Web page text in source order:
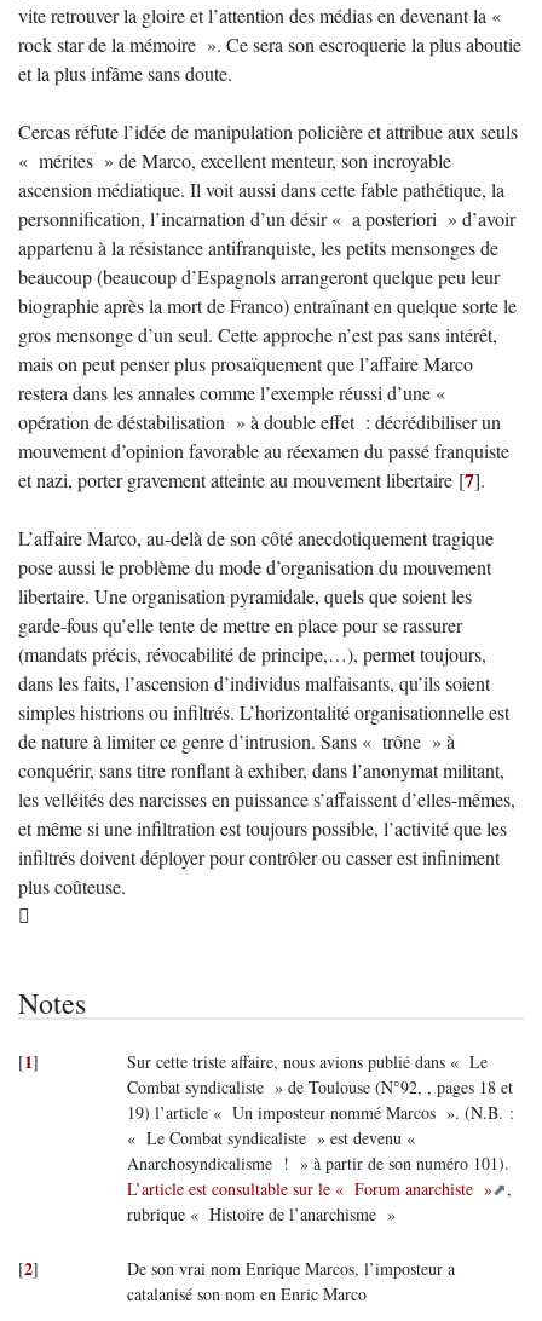
vite retrouver la gloire et l’attention des médias en devenant la «
rock star de la mémoire ». Ce sera son escroquerie la plus aboutie
et la plus infâme sans doute.
Cercas réfute l’idée de manipulation policière et attribue aux seuls
« mérites » de Marco, excellent menteur, son incroyable
ascension médiatique. Il voit aussi dans cette fable pathétique, la
personnification, l’incarnation d’un désir « a posteriori » d’avoir
appartenu à la résistance antifranquiste, les petits mensonges de
beaucoup (beaucoup d’Espagnols arrangeront quelque peu leur
biographie après la mort de Franco) entraînant en quelque sorte le
gros mensonge d’un seul. Cette approche n’est pas sans intérêt,
mais on peut penser plus prosaïquement que l’affaire Marco
restera dans les annales comme l’exemple réussi d’une «
opération de déstabilisation » à double effet : décrédibiliser un
mouvement d’opinion favorable au réexamen du passé franquiste
et nazi, porter gravement atteinte au mouvement libertaire [7].
L’affaire Marco, au-delà de son côté anecdotiquement tragique
pose aussi le problème du mode d’organisation du mouvement
libertaire. Une organisation pyramidale, quels que soient les
garde-fous qu’elle tente de mettre en place pour se rassurer
(mandats précis, révocabilité de principe,…), permet toujours,
dans les faits, l’ascension d’individus malfaisants, qu’ils soient
simples histrions ou infiltrés. L’horizontalité organisationnelle est
de nature à limiter ce genre d’intrusion. Sans « trône » à
conquérir, sans titre ronflant à exhiber, dans l’anonymat militant,
les velléités des narcisses en puissance s’affaissent d’elles-mêmes,
et même si une infiltration est toujours possible, l’activité que les
infiltrés doivent déployer pour contrôler ou casser est infiniment
plus coûteuse.

Notes
[1]
Sur cette triste affaire, nous avions publié dans « Le
Combat syndicaliste » de Toulouse (N°92, , pages 18 et
19) l’article « Un imposteur nommé Marcos ». (N.B. :
« Le Combat syndicaliste » est devenu «
Anarchosyndicalisme ! » à partir de son numéro 101).
L’article est consultable sur le « Forum anarchiste »
,
rubrique « Histoire de l’anarchisme »
[2]
De son vrai nom Enrique Marcos, l’imposteur a
catalanisé son nom en Enric Marco